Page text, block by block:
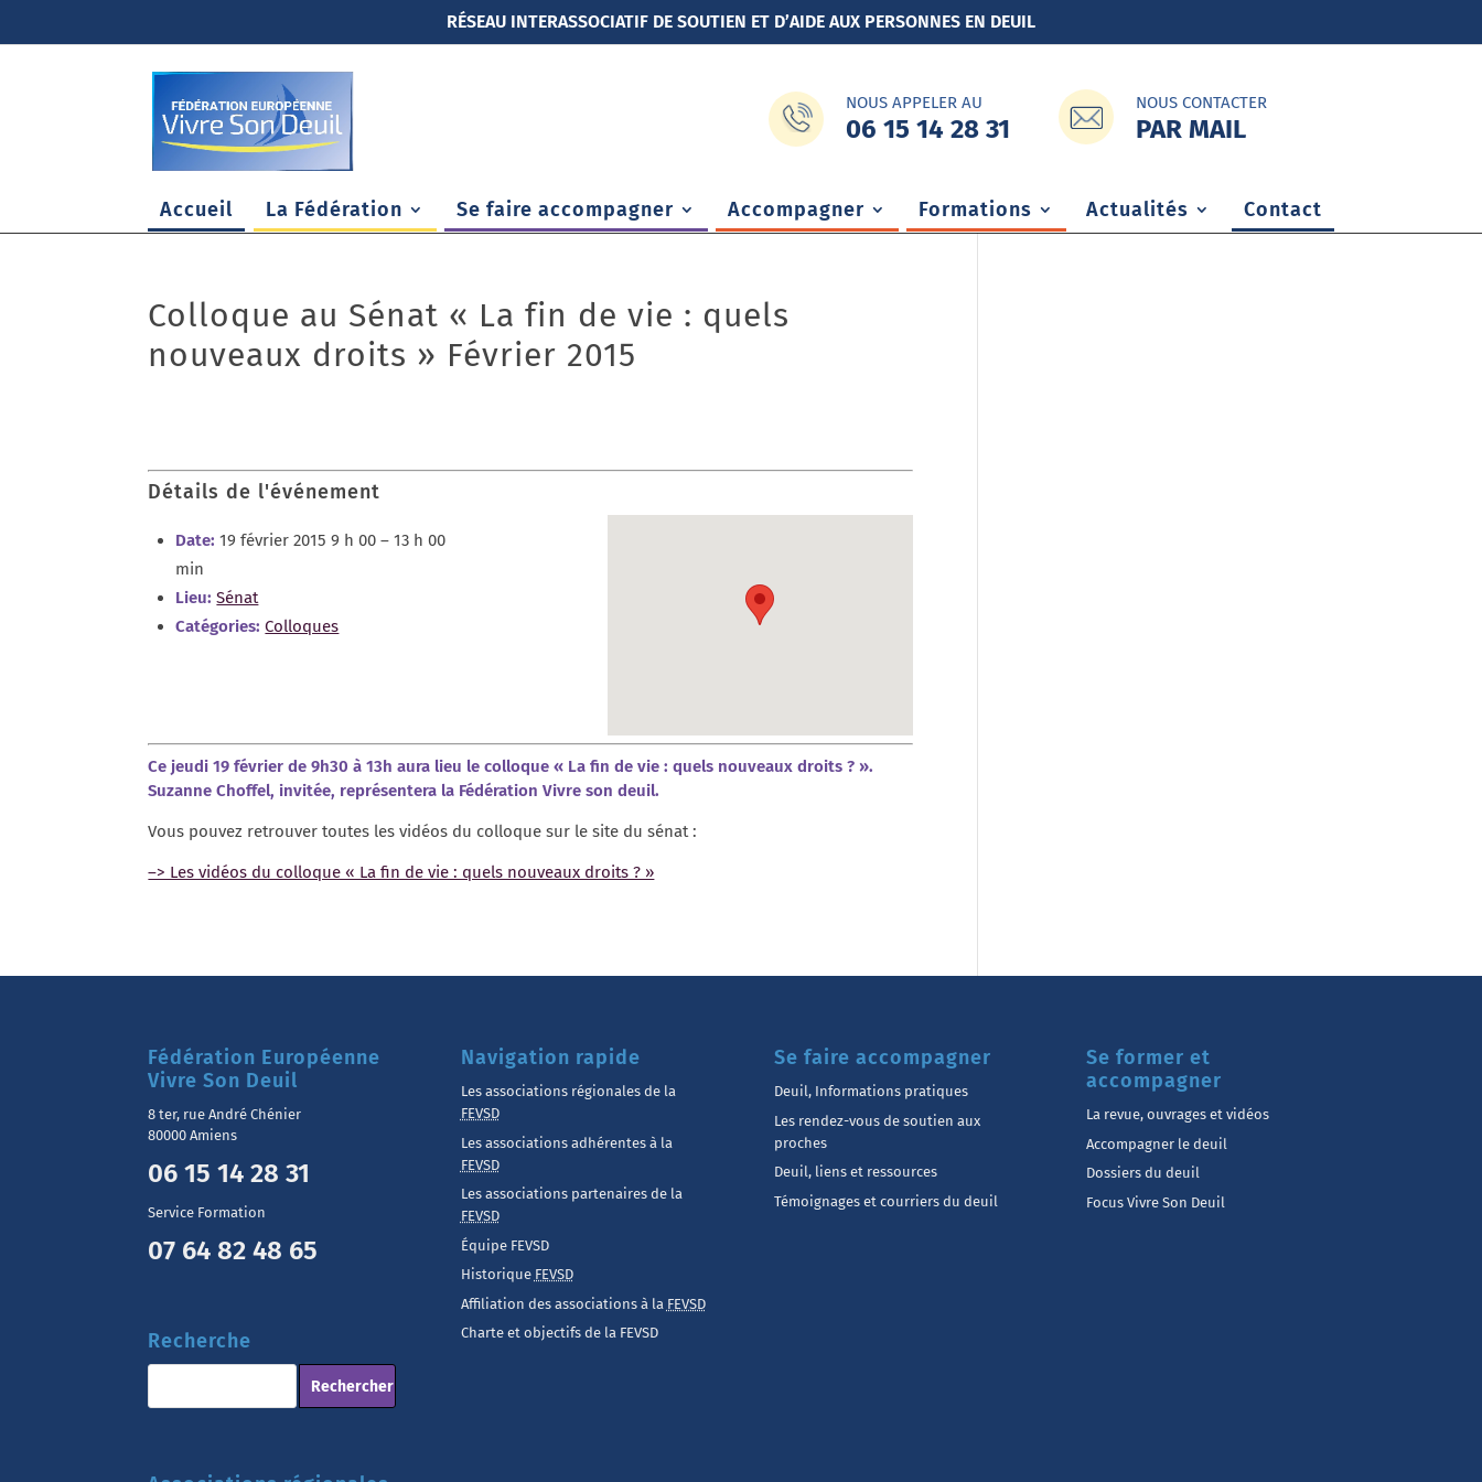
RÉSEAU INTERASSOCIATIF DE SOUTIEN ET D’AIDE AUX PERSONNES EN DEUIL
NOUS APPELER AU
06 15 14 28 31
NOUS CONTACTER
PAR MAIL
Accueil La Fédération Se faire accompagner Accompagner Formations Actualités Contact
Colloque au Sénat « La fin de vie : quels
nouveaux droits » Février 2015
Détails de l'événement
Date: 19 février 2015 9 h 00 –13 h 00
min
Lieu: Sénat
Catégories: Colloques
Ce jeudi 19 février de 9h30 à 13h aura lieu le colloque « La fin de vie : quels nouveaux droits ? ».
Suzanne Choffel, invitée, représentera la Fédération Vivre son deuil.
Vous pouvez retrouver toutes les vidéos du colloque sur le site du sénat :
–> Les vidéos du colloque « La fin de vie : quels nouveaux droits ? »
Fédération Européenne
Vivre Son Deuil
8 ter, rue André Chénier
80000 Amiens
06 15 14 28 31
Service Formation
07 64 82 48 65
Recherche
Navigation rapide
Les associations régionales de la
FEVSD
Les associations adhérentes à la
FEVSD
Les associations partenaires de la
FEVSD
Équipe FEVSD
Historique FEVSD
Affiliation des associations à la FEVSD
Charte et objectifs de la FEVSD
Se faire accompagner
Deuil, Informations pratiques
Les rendez-vous de soutien aux
proches
Deuil, liens et ressources
Témoignages et courriers du deuil
Se former et
accompagner
La revue, ouvrages et vidéos
Accompagner le deuil
Dossiers du deuil
Focus Vivre Son Deuil